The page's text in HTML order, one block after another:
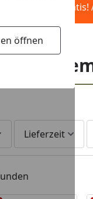
öffnen
Filter&Pflege
Lieferzeit